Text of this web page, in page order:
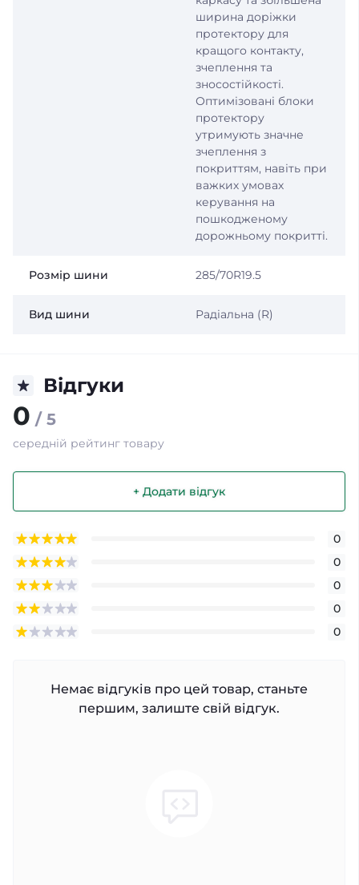
ширина доріжки
протектору для
кращого контакту,
зчеплення та
зносостійкості.
Оптимізовані блоки
протектору
утримують значне
зчеплення з
покриттям, навіть при
важких умовах
керування на
пошкодженому
дорожньому покритті.
Розмір шини 285/70R19.5
Вид шини Радіальна (R)
Відгуки
0 / 5
середній рейтинг товару
+ Додати відгук
0
0
0
0
0
Немає відгуків про цей товар, станьте
першим, залиште свій відгук.